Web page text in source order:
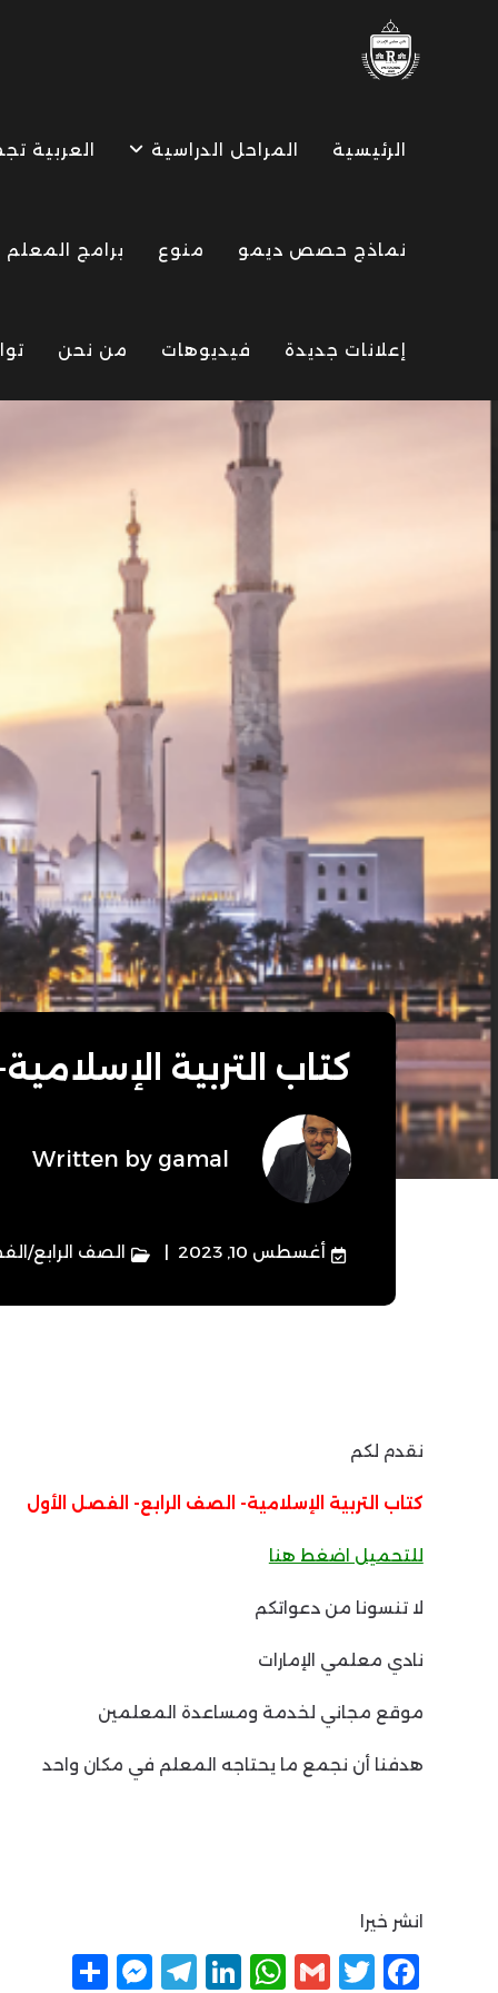
الرئيسية المراحل الدراسية العربية
نماذج حصص ديمو منوع برامج المعلم
إعلانات جديدة فيديوهات من نحن
كتاب التربية
Written by gamal
أغسطس 10, 2023 الصف الرابع/
نقدم لكم
كتاب التربية الإسلامية- الصف الرابع- الفصل الأول
للتحميل اضغط هنا
لا تنسونا من دعواتكم
نادي معلمي الإمارات
موقع مجاني لخدمة ومساعدة المعلمين
هدفنا أن نجمع ما يحتاجه المعلم في مكان واحد
انشر خيرا
F
T
G
W
Li
T
M